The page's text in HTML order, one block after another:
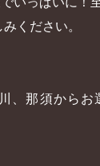
ください。
、那須からお